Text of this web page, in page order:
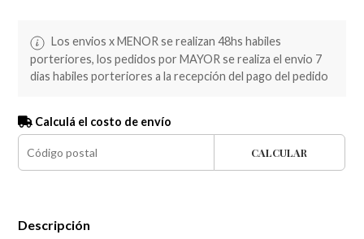
Los envios x MENOR se realizan 48hs habiles
porteriores, los pedidos por MAYOR se realiza el envio 7
dias habiles porteriores a la recepción del pago del pedido
Calculá el costo de envío
CALCULAR
Descripción